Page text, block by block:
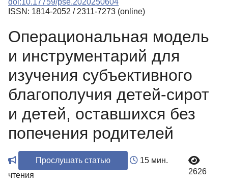
doi:10.17759/pse.2020250604
ISSN: 1814-2052 / 2311-7273 (online)
Операциональная модель
и инструментарий для
изучения субъективного
благополучия детей-сирот
и детей, оставшихся без
попечения родителей
Прослушать статью
15 мин.
чтения
2626